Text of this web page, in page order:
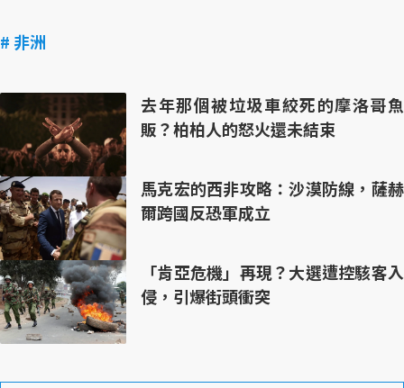
# 非洲
去年那個被垃圾車絞死的摩洛哥魚
販？柏柏人的怒火還未結束
馬克宏的西非攻略：沙漠防線，薩赫
爾跨國反恐軍成立
「肯亞危機」再現？大選遭控駭客入
侵，引爆街頭衝突